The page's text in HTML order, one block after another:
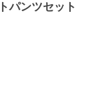
パンツセット